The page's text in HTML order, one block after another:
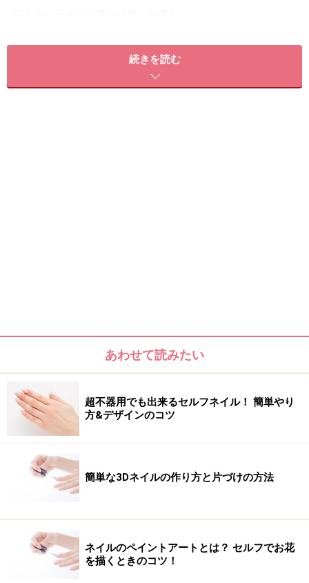
■ハンド
クリアのベースに、ホワイトでセパレートのベースを1
度塗りします。その上にブルー、パープル、イエローと
POPカラー×マットな質感で作るMIXアート
続きを読む
あわせて読みたい
超不器用でも出来るセルフネイル！ 簡単やり
方&デザインのコツ
簡単な3Dネイルの作り方と片づけの方法
ネイルのペイントアートとは？ セルフでお花
を描くときのコツ！